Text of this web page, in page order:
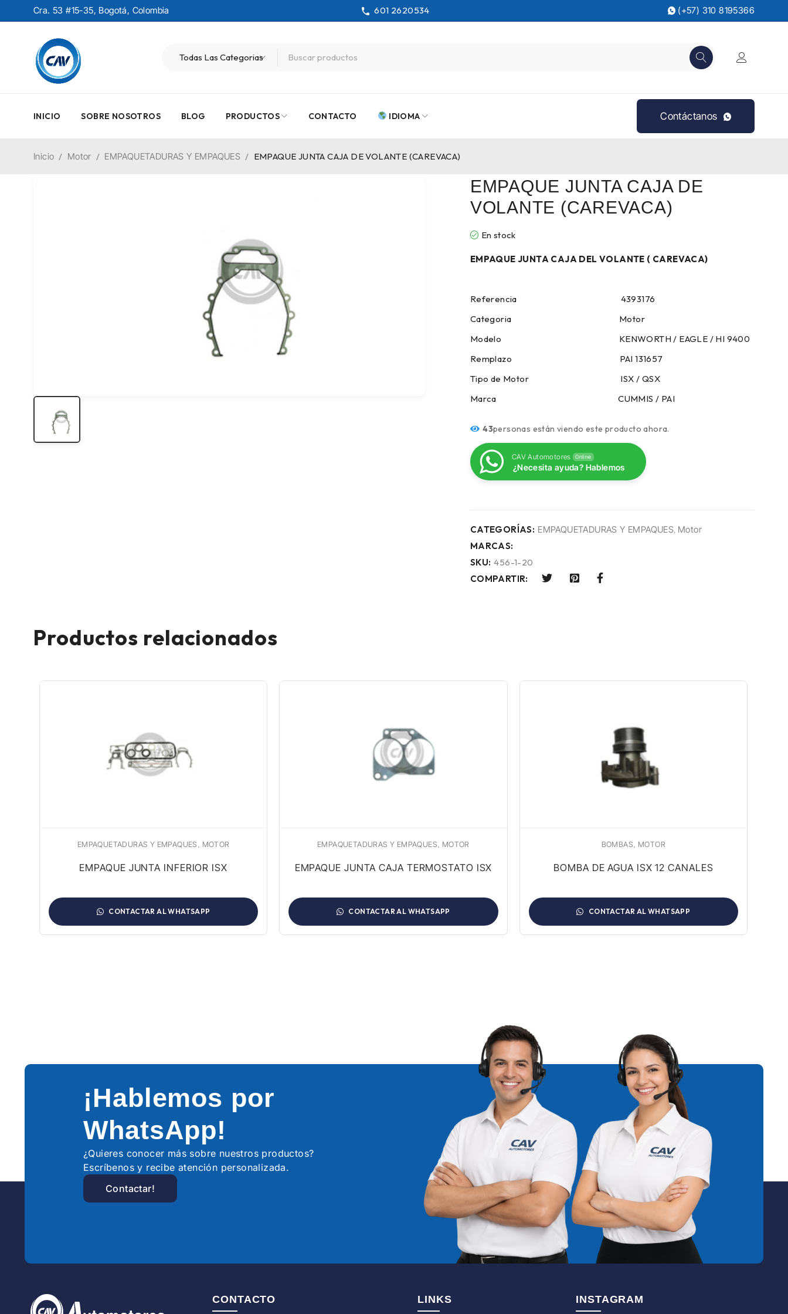
Cra. 53 #15-35, Bogotá, Colombia 601 2620534 (+57) 310 8195366
INICIO SOBRE NOSOTROS BLOG PRODUCTOS CONTACTO IDIOMA Contáctanos
Inicio / Motor / EMPAQUETADURAS Y EMPAQUES / EMPAQUE JUNTA CAJA DE VOLANTE (CAREVACA)
EMPAQUE JUNTA CAJA DE
VOLANTE (CAREVACA)
En stock
EMPAQUE JUNTA CAJA DEL VOLANTE ( CAREVACA)
Referencia 4393176
Categoria Motor
Modelo KENWORTH / EAGLE / HI 9400
Remplazo PAI 131657
Tipo de Motor ISX / QSX
Marca CUMMIS / PAI
43personas están viendo este producto ahora.
CAV Automotores Online
¿Necesita ayuda? Hablemos
CATEGORÍAS: EMPAQUETADURAS Y EMPAQUES, Motor
MARCAS:
SKU: 456-1-20
COMPARTIR:
Productos relacionados
EMPAQUETADURAS Y EMPAQUES MOTOR
EMPAQUE JUNTA INFERIOR ISX
CONTACTAR AL WHATSAPP
EMPAQUETADURAS Y EMPAQUES MOTOR
EMPAQUE JUNTA CAJA TERMOSTATO ISX
CONTACTAR AL WHATSAPP
BOMBAS MOTOR
BOMBA DE AGUA ISX 12 CANALES
CONTACTAR AL WHATSAPP
¡Hablemos por
WhatsApp!
¿Quieres conocer más sobre nuestros productos?
Escríbenos y recibe atención personalizada.
Contactar!
CONTACTO LINKS INSTAGRAM